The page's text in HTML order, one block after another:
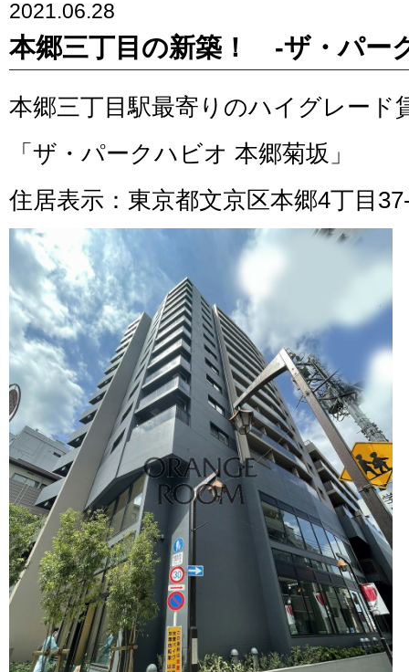
2021.06.28
本郷三丁目の新築！ -ザ・パー
本郷三丁目駅最寄りのハイグレード
「ザ・パークハビオ 本郷菊坂」
住居表示：東京都文京区本郷4丁目